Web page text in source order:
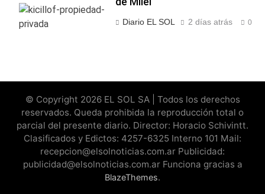
Diario EL SOL 2 días atrás 0
© Copyright 2026 EL SOL SA | Todos los derechos
reservados. Queda prohibida la reproducción total o
parcial del presente diario. Director: Horacio Schivintt.
Clasificados y Edictos: 4257-6325 Interno 101 Mail:
recepcion@elsolnoticias.com.ar Publicidad:
publicidad@elsolnoticias.com.ar Funciona gracias a
BlazeThemes.